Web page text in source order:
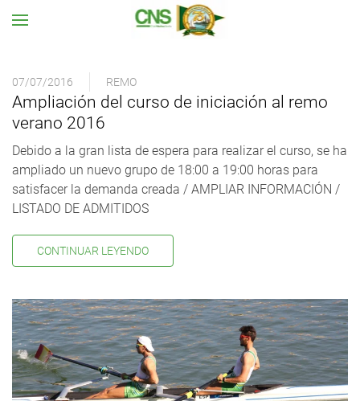
07/07/2016 REMO
Ampliación del curso de iniciación al remo
verano 2016
Debido a la gran lista de espera para realizar el curso, se ha
ampliado un nuevo grupo de 18:00 a 19:00 horas para
satisfacer la demanda creada / AMPLIAR INFORMACIÓN /
LISTADO DE ADMITIDOS
CONTINUAR LEYENDO